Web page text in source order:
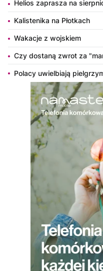
Helios zaprasza na
Kalistenika na Płotkach
Wakacje z wojskiem
Czy dostaną zwrot za
Polacy uwielbiają